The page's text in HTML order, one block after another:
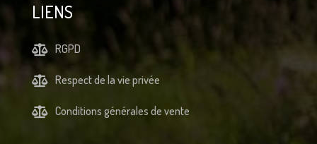
LIENS
RGPD
Respect de la vie privée
Conditions générales de vente